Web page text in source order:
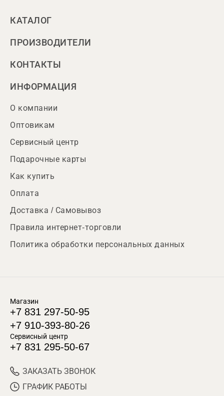
КАТАЛОГ
ПРОИЗВОДИТЕЛИ
КОНТАКТЫ
ИНФОРМАЦИЯ
О компании
Оптовикам
Сервисный центр
Подарочные карты
Как купить
Оплата
Доставка / Самовывоз
Правила интернет-торговли
Политика обработки персональных данных
Магазин
+7 831 297-50-95
+7 910-393-80-26
Сервисный центр
+7 831 295-50-67
ЗАКАЗАТЬ ЗВОНОК
ГРАФИК РАБОТЫ